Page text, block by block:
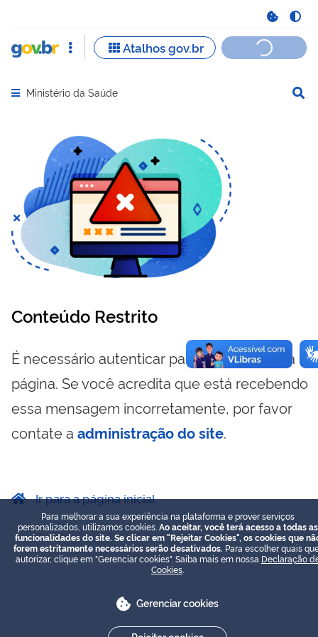
Abrir menu principal de navegação
Ministério da Saúde
Conteúdo Restrito
É necessário autenticar para visualizar essa
página. Se você acredita que está recebendo
essa mensagem incorretamente, por favor
contate a administração do site.
Ir para a página inicial
Para melhorar a sua experiência na plataforma e prover serviços
personalizados, utilizamos cookies. Ao aceitar, você terá acesso a todas as
funcionalidades do site. Se clicar em "Rejeitar Cookies", os cookies que
forem estritamente necessários serão desativados. Para escolher quais
autorizar, clique em "Gerenciar cookies". Saiba mais em nossa Declaração
Cookies
Gerenciar cookies